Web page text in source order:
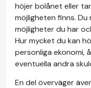
höjer bolånet eller
möjligheten finns.
möjligheter du har
Hur mycket du kan
personliga ekonomi,
eventuella andra
En del överväger